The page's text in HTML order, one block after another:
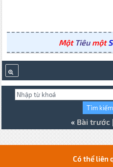
Một Tiêu một
« Bài trước|
Có thể liên